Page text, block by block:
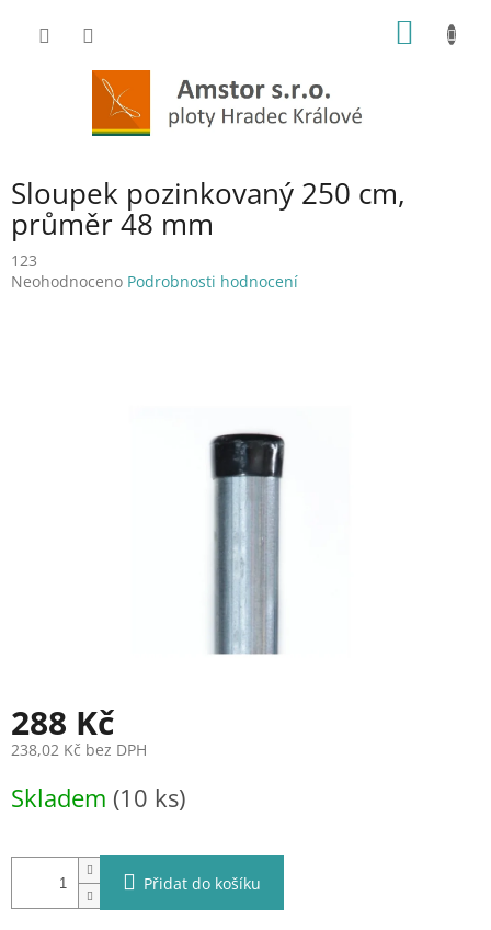
Sloupek pozinkovaný 250 cm,
průměr 48 mm
123
Průměrné
Neohodnoceno Podrobnosti hodnocení
288 Kč
238,02 Kč bez DPH
cena:
Skladem (10 ks)
Přidat do košíku